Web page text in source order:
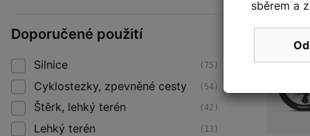
Doporučené použití
Silnice (75)
Cyklostezky, zpevněné cesty (54)
Štěrk, lehký terén (42)
Lehký terén (13)
sběrem a